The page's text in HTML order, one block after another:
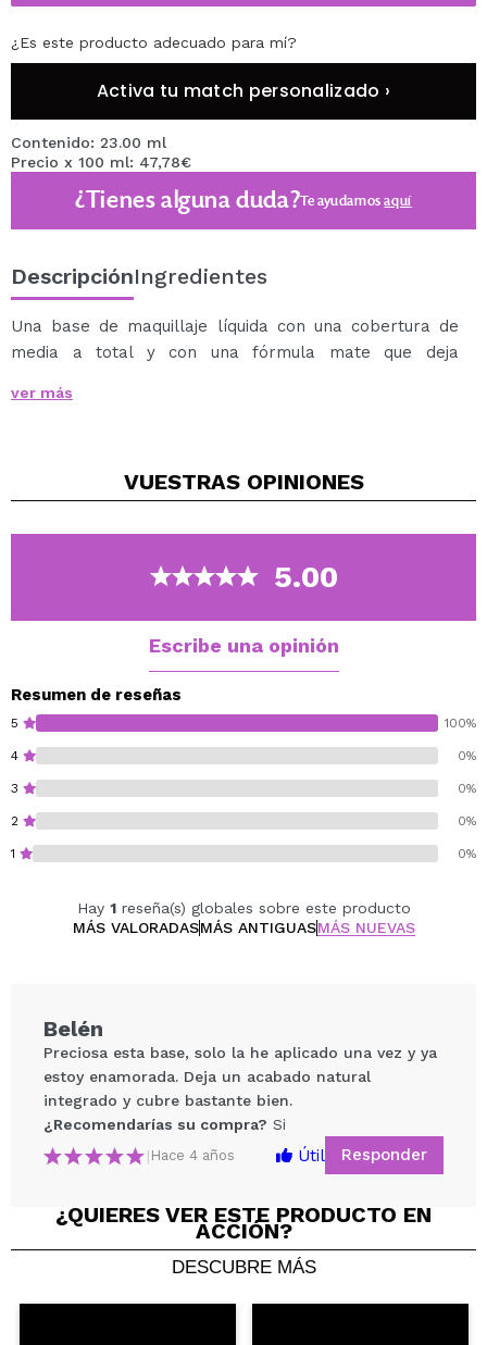
¿Es este producto adecuado para mí?
Activa tu match personalizado ›
Contenido: 23.00 ml
Precio x 100 ml: 47,78€
¿Tienes alguna duda?Te ayudamosaquí
DescripciónIngredientes
Una base de maquillaje líquida con una cobertura de
media a total y con una fórmula mate que deja
Enriquecida con niacinamida, no contiene aceite y no
Fácil de aplicar y difuminar.
Vegan.
ver más
VUESTRAS OPINIONES
5.00
Escribe una opinión
Resumen de reseñas
5 100%
4 0%
3 0%
2 0%
1 0%
Hay 1reseña(s) globales sobre este producto
MÁS VALORADASMÁS ANTIGUASMÁS NUEVAS
Compartir un vídeo o una foto
Tu vídeo podría ser el primero. Imagínatelo...
Belén
Preciosa esta base, solo la he aplicado una vez y ya
estoy enamorada. Deja un acabado natural
integrado y cubre bastante bien.
¿Recomendarías su compra? Si
| Hace 4 años Útil Responder
¿QUIERES VER ESTE PRODUCTO EN
ACCIÓN?
DESCUBRE MÁS